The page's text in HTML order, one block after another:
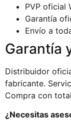
PVP oficial
Garantía
Envío a
Garantía
Distribuidor
fabricante.
Compra con
¿Necesitas